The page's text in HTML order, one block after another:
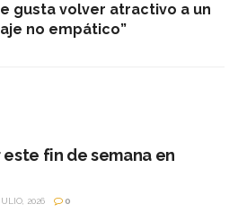
gusta volver atractivo a un
no empático”
fin de semana en
2026 0